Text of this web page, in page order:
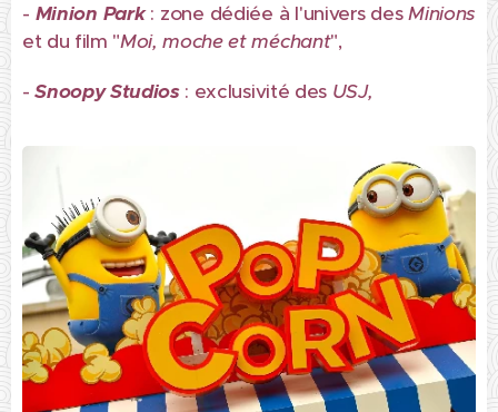
- Minion Park: zone dédiée à l'univers desMinions
et du film "Moi, moche et méchant",
-Snoopy Studios : exclusivité des USJ,